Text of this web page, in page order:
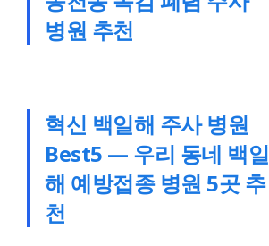
병원 추천
혁신 백일해 주사 병원
Best5 — 우리 동네 백일
해 예방접종 병원 5곳 추
천